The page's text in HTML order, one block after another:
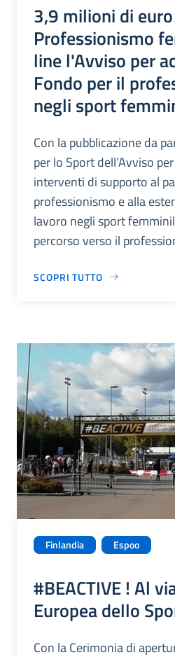
3,9 milioni di
Professionismo
line l'Avviso per
Fondo per il
negli sport
Con la pubblicazione da
per lo Sport dell’Avviso
interventi di supporto al
professionismo e alla
lavoro negli sport
percorso verso il
SCOPRI TUTTO
Finlandia Espoo
#BEACTIVE ! Al
Europea dello
Con la Cerimonia di